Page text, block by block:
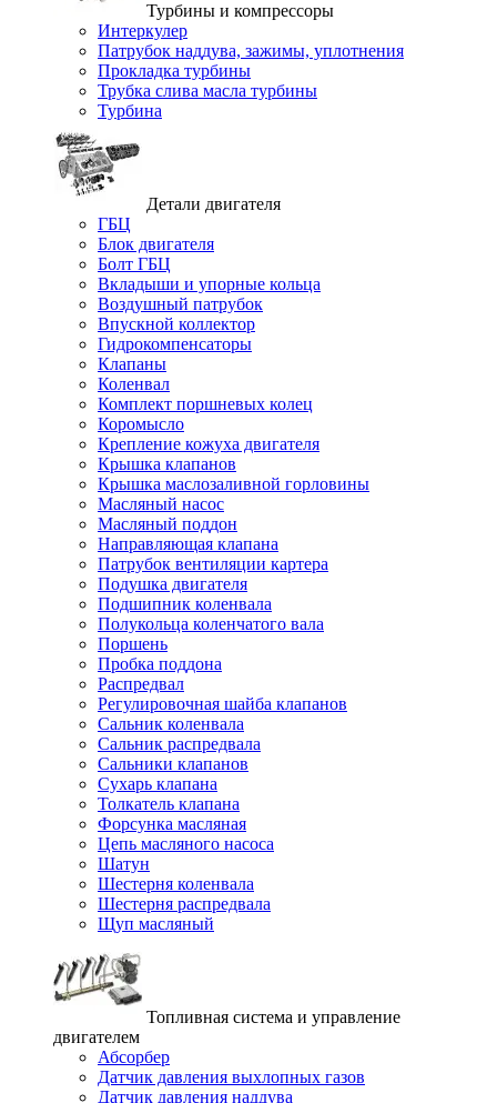
Турбины и компрессоры
Интеркулер
Патрубок наддува, зажимы, уплотнения
Прокладка турбины
Трубка слива масла турбины
Турбина
Детали двигателя
ГБЦ
Блок двигателя
Болт ГБЦ
Вкладыши и упорные кольца
Воздушный патрубок
Впускной коллектор
Гидрокомпенсаторы
Клапаны
Коленвал
Комплект поршневых колец
Коромысло
Крепление кожуха двигателя
Крышка клапанов
Крышка маслозаливной горловины
Масляный насос
Масляный поддон
Направляющая клапана
Патрубок вентиляции картера
Подушка двигателя
Подшипник коленвала
Полукольца коленчатого вала
Поршень
Пробка поддона
Распредвал
Регулировочная шайба клапанов
Сальник коленвала
Сальник распредвала
Сальники клапанов
Сухарь клапана
Толкатель клапана
Форсунка масляная
Цепь масляного насоса
Шатун
Шестерня коленвала
Шестерня распредвала
Щуп масляный
Топливная система и управление
двигателем
Абсорбер
Датчик давления выхлопных газов
Датчик давления наддува